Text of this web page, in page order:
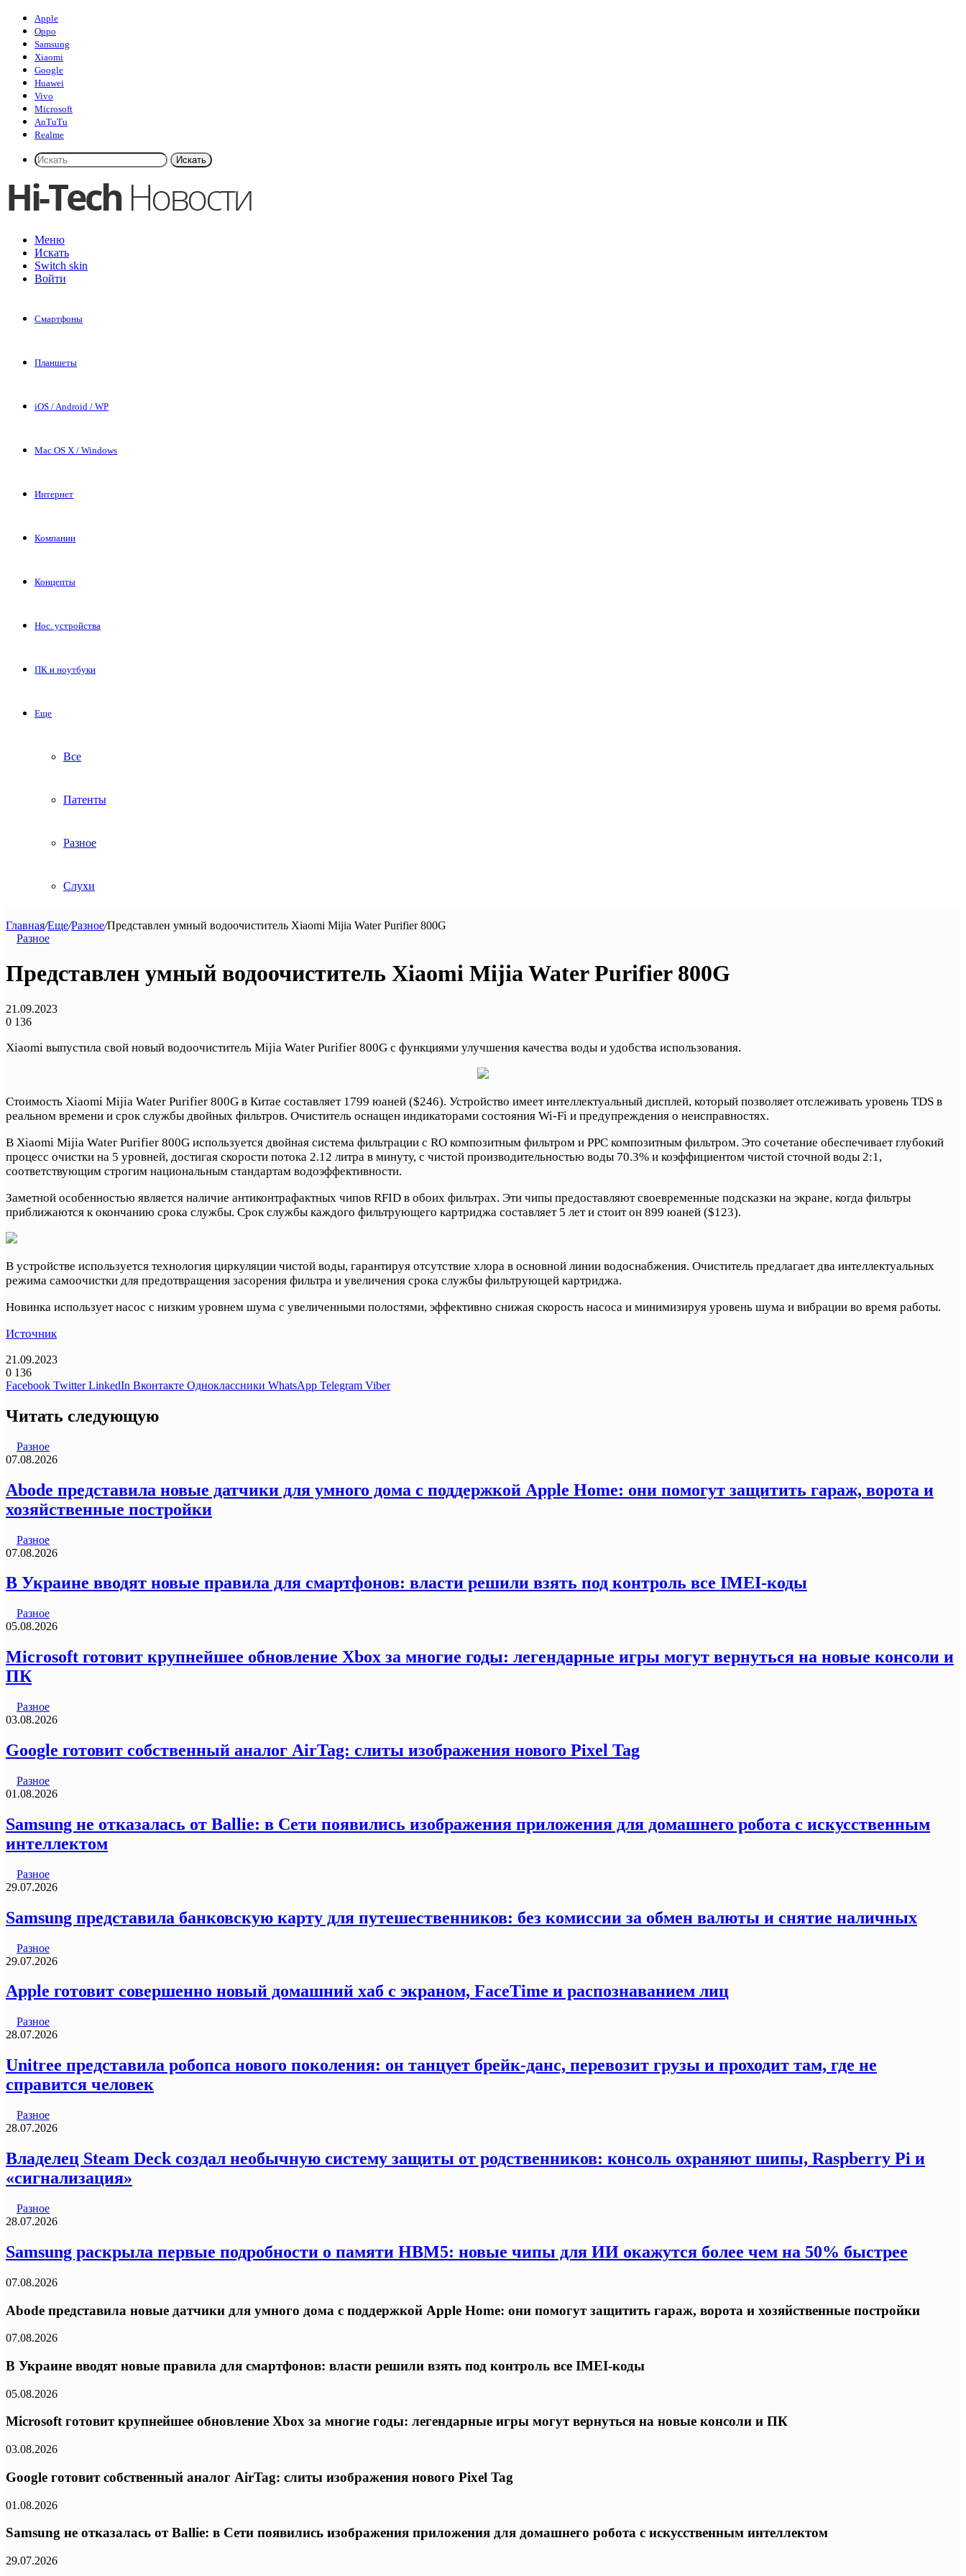
Apple
Oppo
Samsung
Xiaomi
Google
Huawei
Vivo
Microsoft
AnTuTu
Realme
Искать
Меню
Искать
Switch skin
Войти
Смартфоны
Планшеты
iOS / Android / WP
Mac OS X / Windows
Интернет
Компании
Концепты
Нос. устройства
ПК и ноутбуки
Еще
Все
Патенты
Разное
Слухи
Главная/Еще/Разное/Представлен умный водоочиститель Xiaomi Mijia Water Purifier 800G
Разное
Представлен умный водоочиститель Xiaomi Mijia Water Purifier 800G
21.09.2023
0 136
Xiaomi выпустила свой новый водоочиститель Mijia Water Purifier 800G с функциями улучшения качества воды и удобства использования.
Стоимость Xiaomi Mijia Water Purifier 800G в Китае составляет 1799 юаней ($246). Устройство имеет интеллектуальный дисплей, который позволяет отслеживать уровень TDS в
реальном времени и срок службы двойных фильтров. Очиститель оснащен индикаторами состояния Wi-Fi и предупреждения о неисправностях.
В Xiaomi Mijia Water Purifier 800G используется двойная система фильтрации с RO композитным фильтром и PPC композитным фильтром. Это сочетание обеспечивает глубокий
процесс очистки на 5 уровней, достигая скорости потока 2.12 литра в минуту, с чистой производительностью воды 70.3% и коэффициентом чистой сточной воды 2:1,
соответствующим строгим национальным стандартам водоэффективности.
Заметной особенностью является наличие антиконтрафактных чипов RFID в обоих фильтрах. Эти чипы предоставляют своевременные подсказки на экране, когда фильтры
приближаются к окончанию срока службы. Срок службы каждого фильтрующего картриджа составляет 5 лет и стоит он 899 юаней ($123).
В устройстве используется технология циркуляции чистой воды, гарантируя отсутствие хлора в основной линии водоснабжения. Очиститель предлагает два интеллектуальных
режима самоочистки для предотвращения засорения фильтра и увеличения срока службы фильтрующей картриджа.
Новинка использует насос с низким уровнем шума с увеличенными полостями, эффективно снижая скорость насоса и минимизируя уровень шума и вибрации во время работы.
Источник
21.09.2023
0 136
Facebook Twitter LinkedIn Вконтакте Одноклассники WhatsApp Telegram Viber
Читать следующую
Разное
07.08.2026
Abode представила новые датчики для умного дома с поддержкой Apple Home: они помогут защитить гараж, ворота и
хозяйственные постройки
Разное
07.08.2026
В Украине вводят новые правила для смартфонов: власти решили взять под контроль все IMEI-коды
Разное
05.08.2026
Microsoft готовит крупнейшее обновление Xbox за многие годы: легендарные игры могут вернуться на новые консоли и
ПК
Разное
03.08.2026
Google готовит собственный аналог AirTag: слиты изображения нового Pixel Tag
Разное
01.08.2026
Samsung не отказалась от Ballie: в Сети появились изображения приложения для домашнего робота с искусственным
интеллектом
Разное
29.07.2026
Samsung представила банковскую карту для путешественников: без комиссии за обмен валюты и снятие наличных
Разное
29.07.2026
Apple готовит совершенно новый домашний хаб с экраном, FaceTime и распознаванием лиц
Разное
28.07.2026
Unitree представила робопса нового поколения: он танцует брейк-данс, перевозит грузы и проходит там, где не
справится человек
Разное
28.07.2026
Владелец Steam Deck создал необычную систему защиты от родственников: консоль охраняют шипы, Raspberry Pi и
«сигнализация»
Разное
28.07.2026
Samsung раскрыла первые подробности о памяти HBM5: новые чипы для ИИ окажутся более чем на 50% быстрее
07.08.2026
Abode представила новые датчики для умного дома с поддержкой Apple Home: они помогут защитить гараж, ворота и хозяйственные постройки
07.08.2026
В Украине вводят новые правила для смартфонов: власти решили взять под контроль все IMEI-коды
05.08.2026
Microsoft готовит крупнейшее обновление Xbox за многие годы: легендарные игры могут вернуться на новые консоли и ПК
03.08.2026
Google готовит собственный аналог AirTag: слиты изображения нового Pixel Tag
01.08.2026
Samsung не отказалась от Ballie: в Сети появились изображения приложения для домашнего робота с искусственным интеллектом
29.07.2026